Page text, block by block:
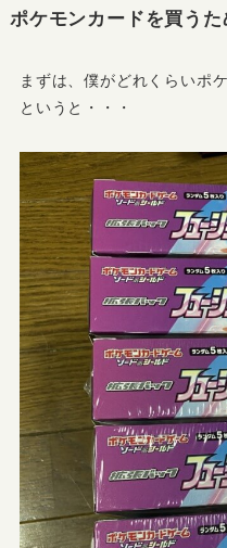
ポケモンカードを買う
まずは、僕がどれくらいポ
というと・・・